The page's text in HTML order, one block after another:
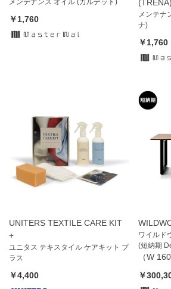
メンテナンス オイル (カルデット)
￥1,760
(TRENA)
メンテナ
ナ)
￥1,760
UNITERS TEXTILE CARE KIT
+
ユニタス テキスタイル ケアキット プ
ラス
￥4,400
ワイルド
(短納期
（W
￥